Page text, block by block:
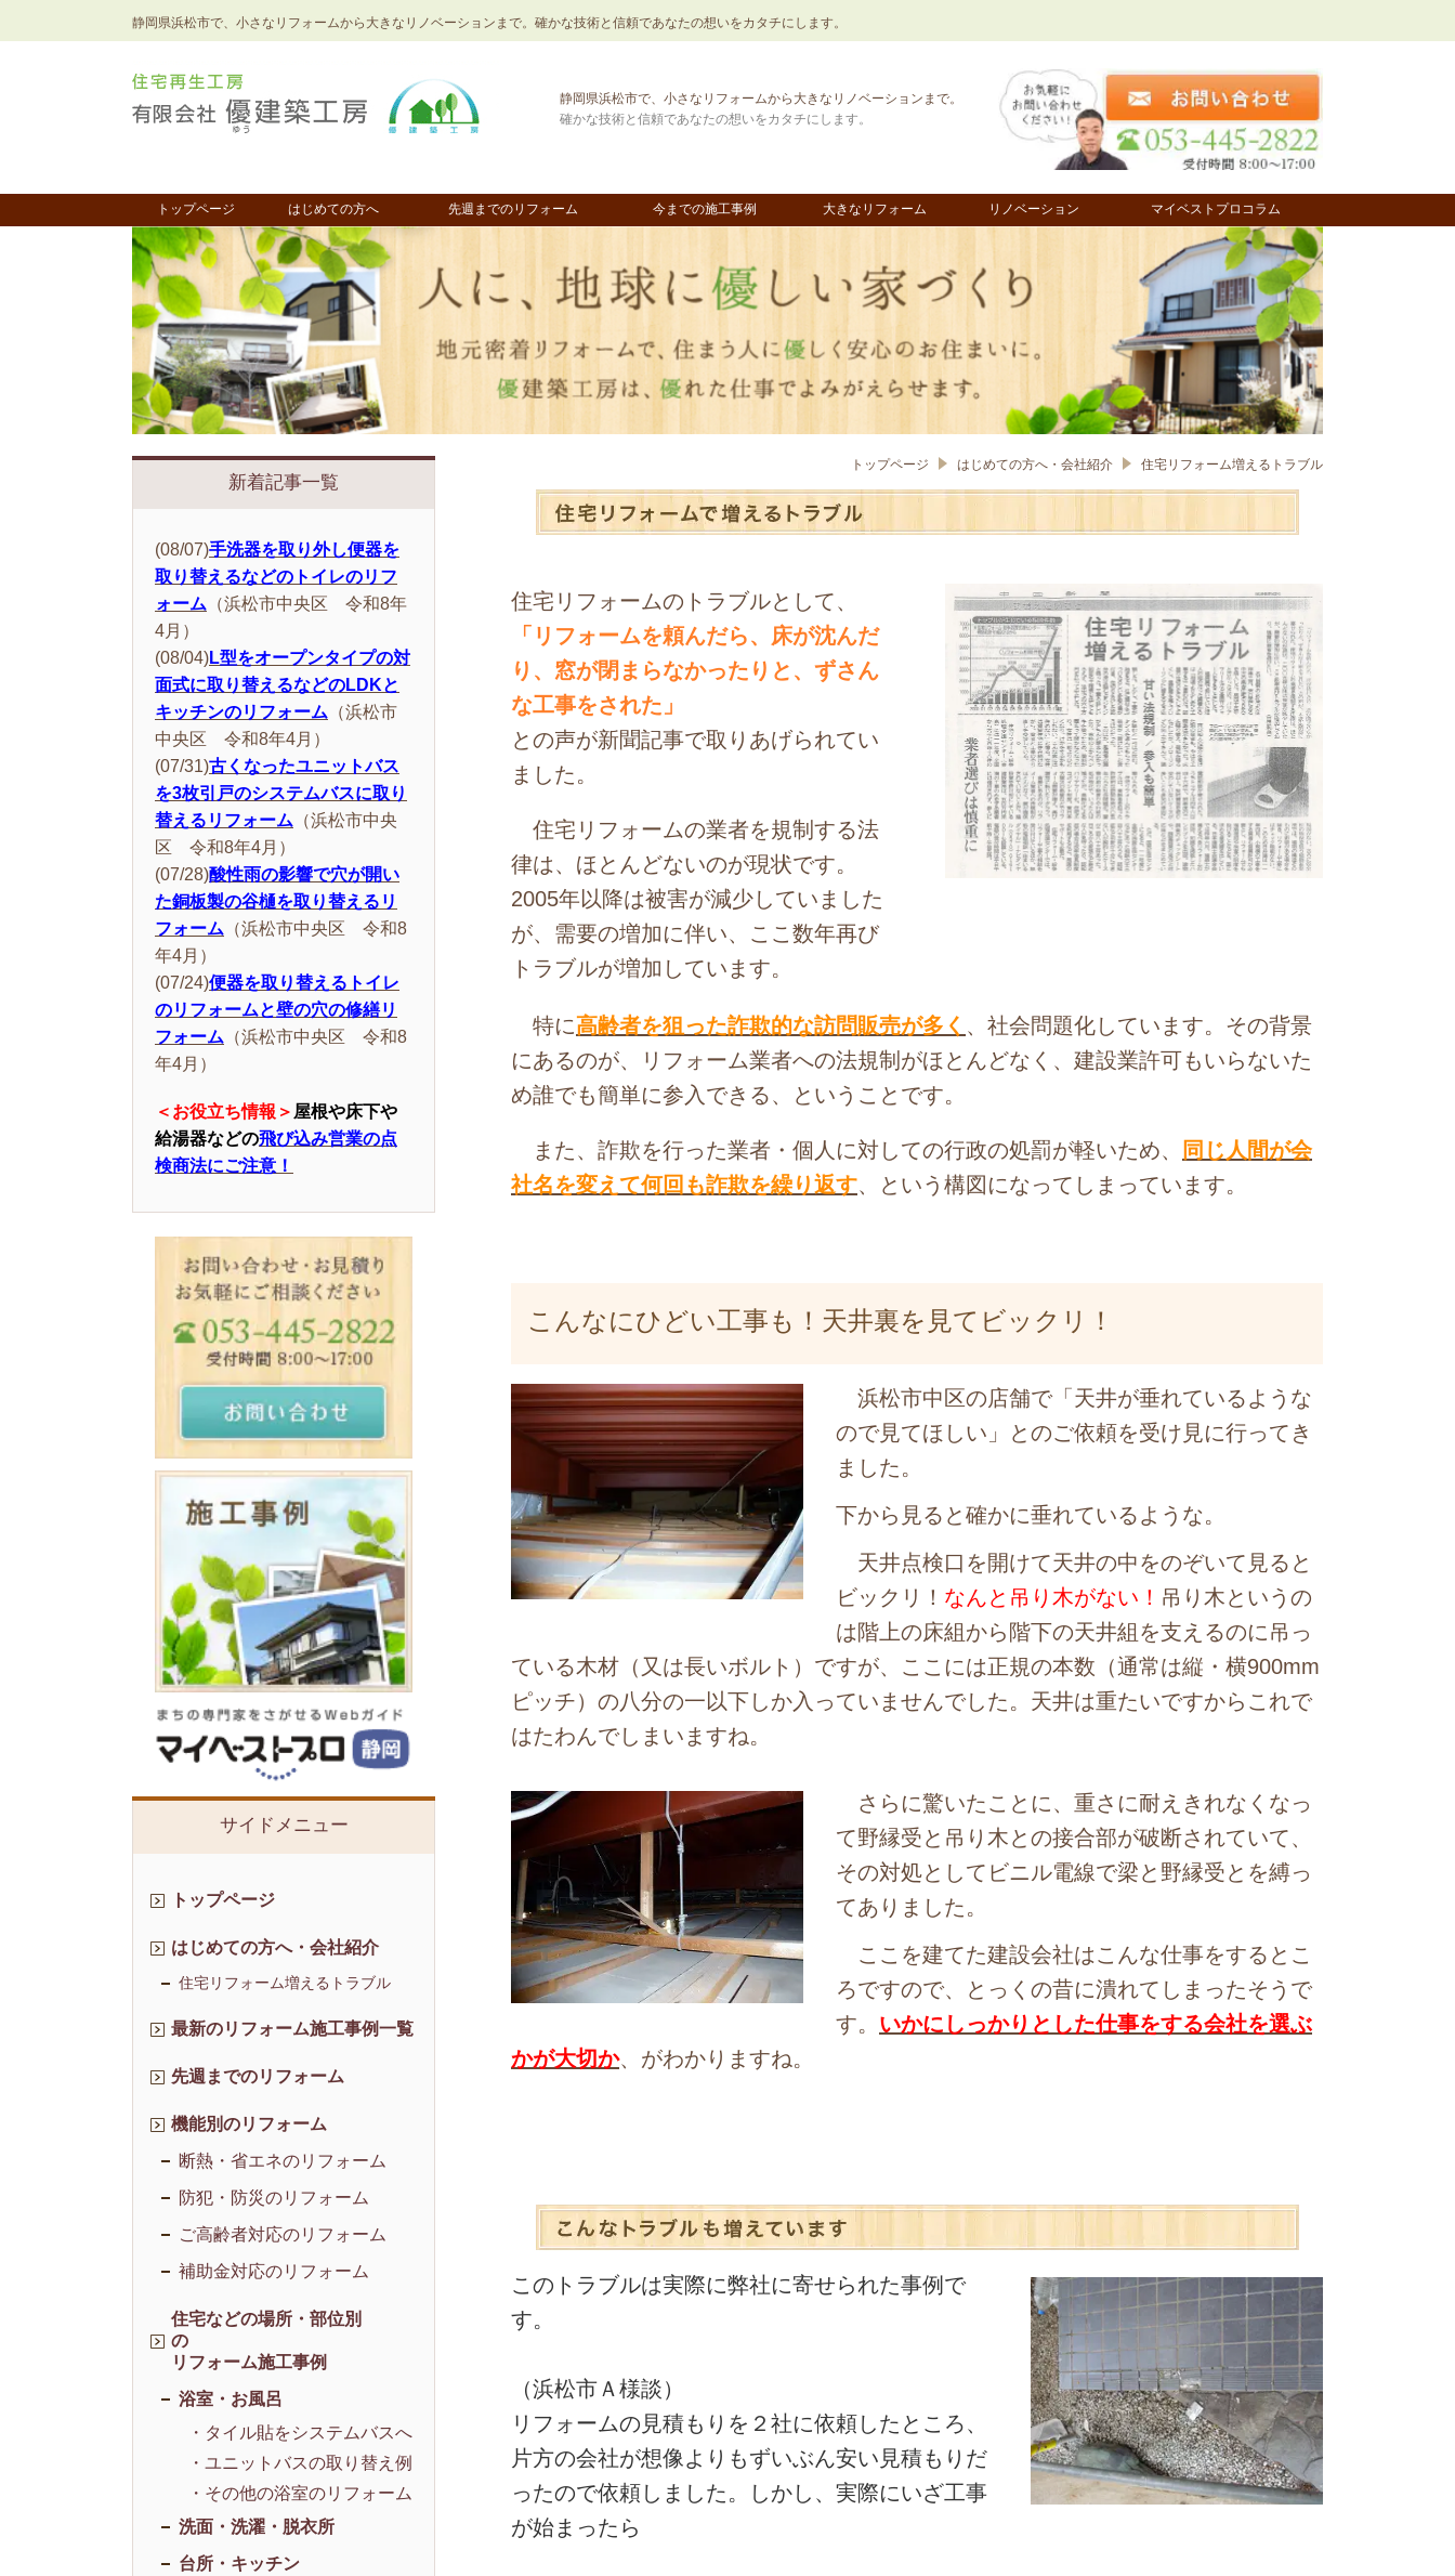
静岡県浜松市で、小さなリフォームから大きなリノベーションまで。確かな技術と信頼であなたの想いをカタチにします。
静岡県浜松市で、小さなリフォームから大きなリノベーションまで。
確かな技術と信頼であなたの想いをカタチにします。
トップページ はじめての方へ 先週までのリフォーム 今までの施工事例 大きなリフォーム リノベーション マイベストプロコラム
トップページ はじめての方へ・会社紹介 住宅リフォーム増えるトラブル
住宅リフォームのトラブルとして、
「リフォームを頼んだら、床が沈んだ
り、窓が閉まらなかったりと、ずさん
な工事をされた」
との声が新聞記事で取りあげられてい
ました。
住宅リフォームの業者を規制する法
律は、ほとんどないのが現状です。
2005年以降は被害が減少していました
が、需要の増加に伴い、ここ数年再び
トラブルが増加しています。
特に高齢者を狙った詐欺的な訪問販売が多く 、社会問題化しています。その背景
にあるのが、リフォーム業者への法規制がほとんどなく、建設業許可もいらないた
め誰でも簡単に参入できる、ということです。
また、詐欺を行った業者・個人に対しての行政の処罰が軽いため、
同じ人間が会
社名を変えて何回も詐欺を繰り返す、という構図になってしまっています。
こんなにひどい工事も！天井裏を見てビックリ！
浜松市中区の店舗で「天井が垂れているような
ので見てほしい」とのご依頼を受け見に行ってき
ました。
下から見ると確かに垂れているような。
天井点検口を開けて天井の中をのぞいて見ると
ビックリ！ なんと吊り木がない！ 吊り木というの
は階上の床組から階下の天井組を支えるのに吊っ
ている木材（又は長いボルト）ですが、ここには正規の本数（通常は縦・横900mm
ピッチ）の八分の一以下しか入っていませんでした。天井は重たいですからこれで
はたわんでしまいますね。
さらに驚いたことに、重さに耐えきれなくなっ
て野縁受と吊り木との接合部が破断されていて、
その対処としてビニル電線で梁と野縁受とを縛っ
てありました。
ここを建てた建設会社はこんな仕事をするとこ
ろですので、とっくの昔に潰れてしまったそうで
す。 いかにしっかりとした仕事をする会社を選ぶ
かが大切か、がわかりますね。
このトラブルは実際に弊社に寄せられた事例で
す。
（浜松市Ａ様談）
リフォームの見積もりを２社に依頼したところ、
片方の会社が想像よりもずいぶん安い見積もりだ
ったので依頼しました。しかし、実際にいざ工事
が始まったら
新着記事一覧
(08/07)手洗器を取り外し便器を
取り替えるなどのトイレのリフ
ォーム （浜松市中央区 令和8年
4月）
(08/04)L型をオープンタイプの対
面式に取り替えるなどのLDKと
キッチンのリフォーム （浜松市
中央区 令和8年4月）
(07/31)古くなったユニットバス
を3枚引戸のシステムバスに取り
替えるリフォーム （浜松市中央
区 令和8年4月）
(07/28)酸性雨の影響で穴が開い
た銅板製の谷樋を取り替えるリ
フォーム （浜松市中央区 令和8
年4月）
(07/24)便器を取り替えるトイレ
のリフォームと壁の穴の修繕リ
フォーム （浜松市中央区 令和8
年4月）
＜お役立ち情報＞ 屋根や床下や
給湯器などの飛び込み営業の点
検商法にご注意！
サイドメニュー
トップページ
はじめての方へ・会社紹介
住宅リフォーム増えるトラブル
最新のリフォーム施工事例一覧
先週までのリフォーム
機能別のリフォーム
断熱・省エネのリフォーム
防犯・防災のリフォーム
ご高齢者対応のリフォーム
補助金対応のリフォーム
住宅などの場所・部位別
の
リフォーム施工事例
浴室・お風呂
・タイル貼をシステムバスへ
・ユニットバスの取り替え例
・その他の浴室のリフォーム
洗面・洗濯・脱衣所
台所・キッチン